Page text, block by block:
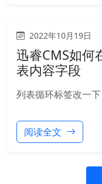
2022年10月19日
迅睿CMS如何
表内容字段
列表循环标签改一
阅读全文